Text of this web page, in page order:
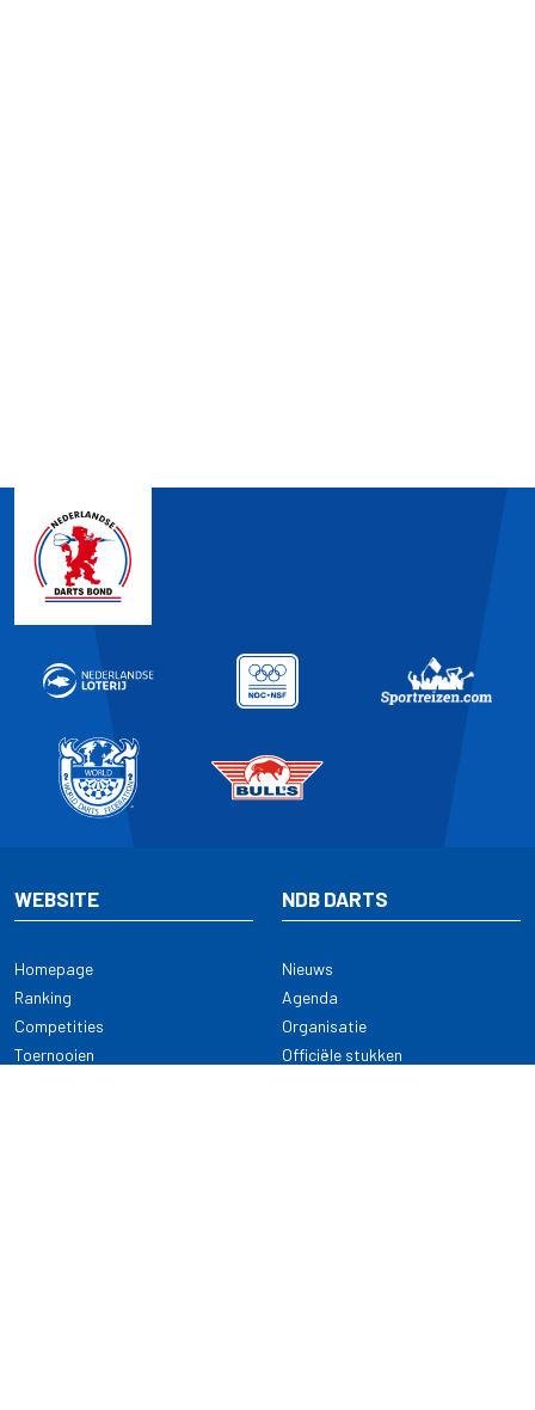
WEBSITE
Homepage
Ranking
Competities
Toernooien
NDB DARTS
Nieuws
Agenda
Organisatie
Officiële stukken